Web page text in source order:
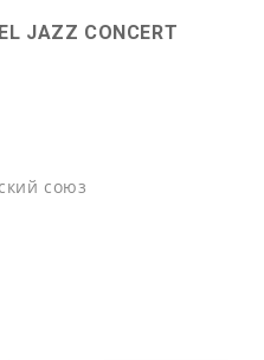
JAZZ CONCERT
союз